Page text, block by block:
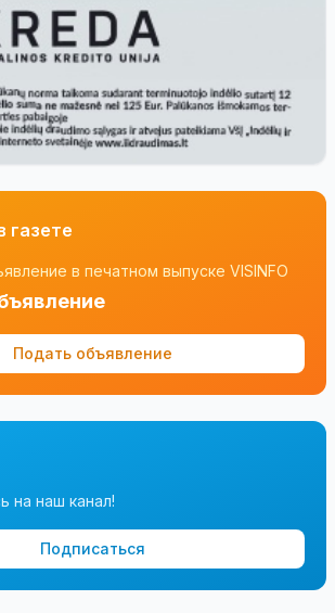
газете
в печатном выпуске VISINFO
Подать объявление
на наш канал!
Подписаться